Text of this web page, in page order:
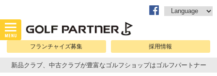
フランチャイズ募集 採用情報
新品クラブ、中古クラブが豊富なゴルフショップはゴルフパートナー